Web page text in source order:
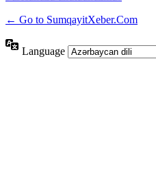
← Go to SumqayitXeber.Com
Language